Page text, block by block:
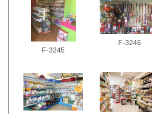
F-3245
F-3246